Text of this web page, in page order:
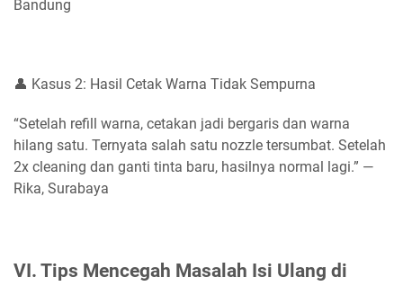
Bandung
👤 Kasus 2: Hasil Cetak Warna Tidak Sempurna
“Setelah refill warna, cetakan jadi bergaris dan warna
hilang satu. Ternyata salah satu nozzle tersumbat. Setelah
2x cleaning dan ganti tinta baru, hasilnya normal lagi.” —
Rika, Surabaya
VI. Tips Mencegah Masalah Isi Ulang di